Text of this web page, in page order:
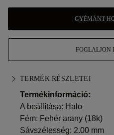
GYÉMÁNT
FOGLALJON
TERMÉK RÉSZLETEI
Termékinformáció:
A beállítása: Halo
Fém: Fehér arany (18k)
Sávszélesség: 2.00 mm